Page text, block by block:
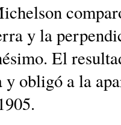
y la
El
obligó a la